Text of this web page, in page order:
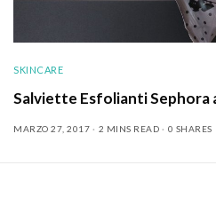
SKINCARE
Salviette Esfolianti Sephora
MARZO 27, 2017 2 MINS READ 0 SHARES